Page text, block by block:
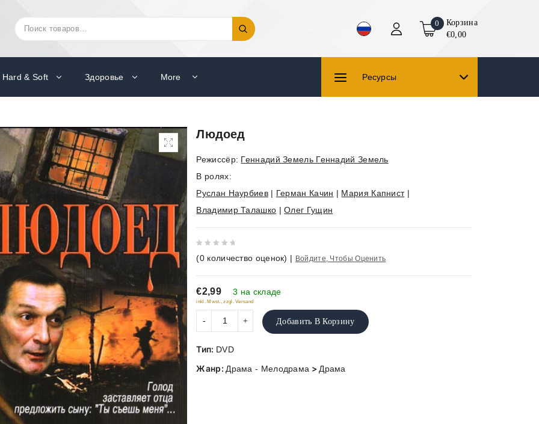
Искать: 0
Корзина
€0,00
Hard & Soft Здоровье More Ресурсы
Людоед
Режиссёр: Геннадий Земель Геннадий Земель
В ролях:
Руслан Наурбиев| Герман Качин | Мария Капнист|
Владимир Талашко |Олег Гущин
out
of
5
(0 количество оценок) | Войдите, Чтобы Оценить
€2,99 3 на складе
inkl. Mwst., zzgl. Versand
Добавить В Корзину
Тип: DVD
Жанр: Драма - Мелодрама > Драма